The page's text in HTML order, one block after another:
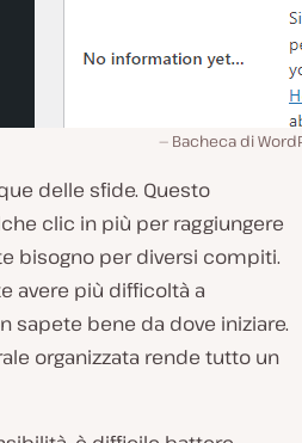
Bacheca di
delle sfide. Questo
clic in più per raggiungere
bisogno per diversi compiti.
avere più difficoltà a
sapete bene da dove iniziare.
organizzata rende tutto un